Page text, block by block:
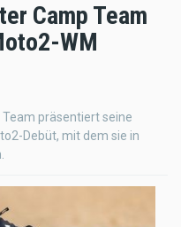
Camp Team
WM
Team präsentiert seine
Debüt, mit dem sie in